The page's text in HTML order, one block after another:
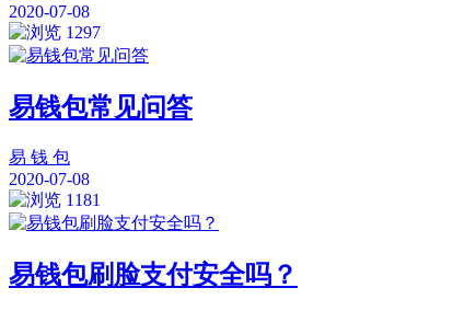
2020-07-08
1297
易钱包常见问答
易 钱 包
2020-07-08
1181
易钱包刷脸支付安全吗？